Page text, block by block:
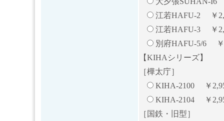
江若HAFU-2 ￥
江若HAFU-3 ￥
別府HAFU-5/6 ￥
【KIHAシリーズ】
［樺太庁］
KIHA-2100 ￥
KIHA-2104 ￥
［国鉄・旧型］